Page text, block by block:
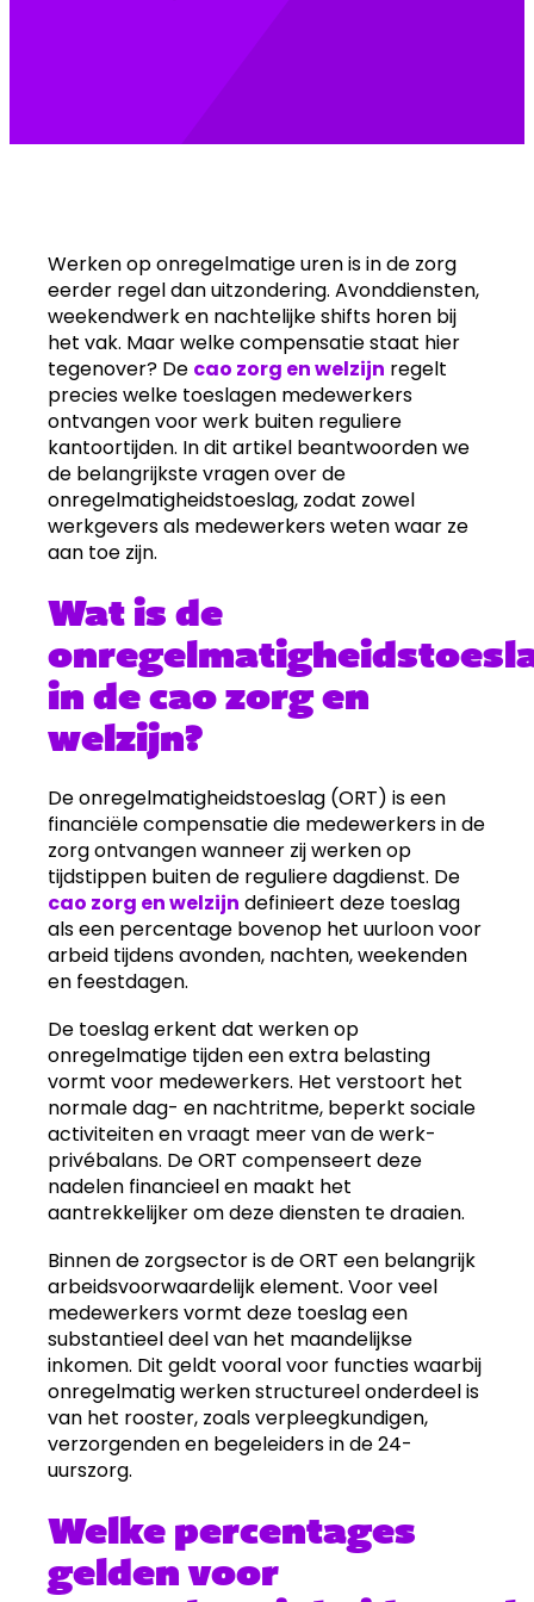
Werken op onregelmatige uren is in de zorg
eerder regel dan uitzondering. Avonddiensten,
weekendwerk en nachtelijke shifts horen bij
het vak. Maar welke compensatie staat hier
tegenover? De cao zorg en welzijn regelt
precies welke toeslagen medewerkers
ontvangen voor werk buiten reguliere
kantoortijden. In dit artikel beantwoorden we
de belangrijkste vragen over de
onregelmatigheidstoeslag, zodat zowel
werkgevers als medewerkers weten waar ze
aan toe zijn.
Wat is de
in de cao zorg en
welzijn?
De onregelmatigheidstoeslag (ORT) is een
financiële compensatie die medewerkers in de
zorg ontvangen wanneer zij werken op
tijdstippen buiten de reguliere dagdienst. De
cao zorg en welzijn definieert deze toeslag
als een percentage bovenop het uurloon voor
arbeid tijdens avonden, nachten, weekenden
en feestdagen.
De toeslag erkent dat werken op
onregelmatige tijden een extra belasting
vormt voor medewerkers. Het verstoort het
normale dag- en nachtritme, beperkt sociale
activiteiten en vraagt meer van de werk-
privébalans. De ORT compenseert deze
nadelen financieel en maakt het
aantrekkelijker om deze diensten te draaien.
Binnen de zorgsector is de ORT een belangrijk
arbeidsvoorwaardelijk element. Voor veel
medewerkers vormt deze toeslag een
substantieel deel van het maandelijkse
inkomen. Dit geldt vooral voor functies waarbij
onregelmatig werken structureel onderdeel is
van het rooster, zoals verpleegkundigen,
verzorgenden en begeleiders in de 24-
uurszorg.
Welke percentages
gelden voor